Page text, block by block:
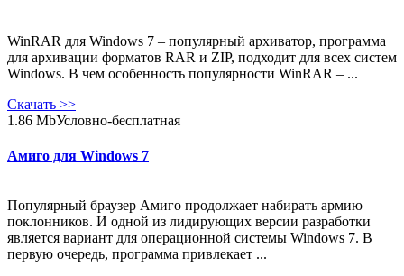
WinRAR для Windows 7 – популярный архиватор, программа
для архивации форматов RAR и ZIP, подходит для всех систем
Windows. В чем особенность популярности WinRAR – ...
Скачать >>
1.86 MbУсловно-бесплатная
Амиго для Windows 7
Популярный браузер Амиго продолжает набирать армию
поклонников. И одной из лидирующих версии разработки
является вариант для операционной системы Windows 7. В
первую очередь, программа привлекает ...